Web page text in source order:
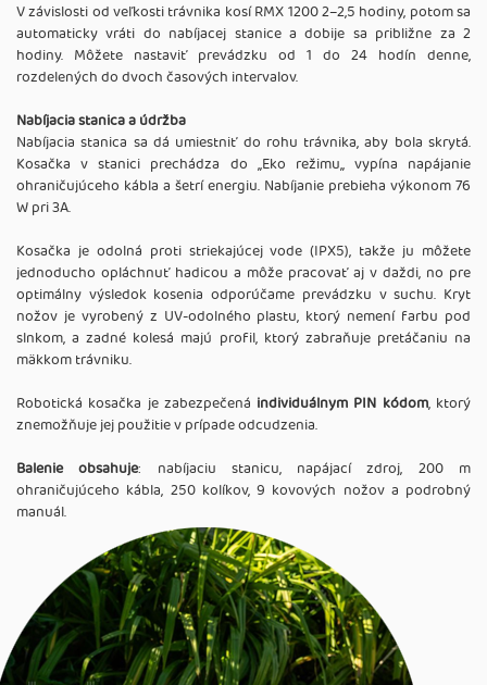
V závislosti od veľkosti trávnika kosí RMX 1200 2–2,5 hodiny, potom sa
automaticky vráti do nabíjacej stanice a dobije sa približne za 2
hodiny. Môžete nastaviť prevádzku od 1 do 24 hodín denne,
rozdelených do dvoch časových intervalov.
Nabíjacia stanica a údržba
Nabíjacia stanica sa dá umiestniť do rohu trávnika, aby bola skrytá.
Kosačka v stanici prechádza do ,,Eko režimu,, vypína napájanie
ohraničujúceho kábla a šetrí energiu. Nabíjanie prebieha výkonom 76
W pri 3A.
Kosačka je odolná proti striekajúcej vode (IPX5), takže ju môžete
jednoducho opláchnuť hadicou a môže pracovať aj v daždi, no pre
optimálny výsledok kosenia odporúčame prevádzku v suchu. Kryt
nožov je vyrobený z UV-odolného plastu, ktorý nemení farbu pod
slnkom, a zadné kolesá majú profil, ktorý zabraňuje pretáčaniu na
mäkkom trávniku.
Robotická kosačka je zabezpečená individuálnym PIN kódom, ktorý
znemožňuje jej použitie v prípade odcudzenia.
Balenie obsahuje: nabíjaciu stanicu, napájací zdroj, 200 m
ohraničujúceho kábla, 250 kolíkov, 9 kovových nožov a podrobný
manuál.